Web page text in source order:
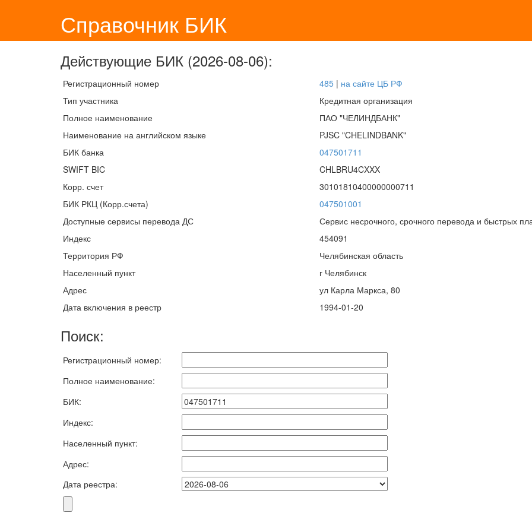
Справочник БИК
Действующие БИК (2026-08-06):
Регистрационный номер 485 | на сайте ЦБ РФ
Тип участника
Кредитная организация
Полное наименование
ПАО "ЧЕЛИНДБАНК"
Наименование на английском языке
PJSC "CHELINDBANK"
БИК банка
047501711
SWIFT BIC
CHLBRU4CXXX
Корр. счет
30101810400000000711
БИК РКЦ (Корр.счета)
047501001
Доступные сервисы перевода ДС
Сервис несрочного, срочного перевода и быстрых
Индекс
454091
Территория РФ
Челябинская область
Населенный пункт
г Челябинск
Адрес
ул Карла Маркса, 80
Дата включения в реестр
1994-01-20
Поиск:
Регистрационный номер:
Полное наименование:
БИК:
Индекс:
Населенный пункт:
Адрес:
Дата реестра: